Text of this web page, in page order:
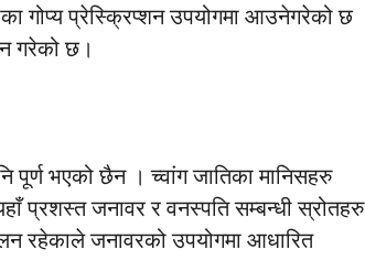
गोप्य प्रेस्क्रिप्शन उपयोगमा आउनेगरेको छ
गरेको छ।
भएको छैन । च्वांग जातिका मानिसहरु
प्रशस्त जनावर र वनस्पति सम्बन्धी स्रोतहरु
रहेकाले जनावरको उपयोगमा आधारित